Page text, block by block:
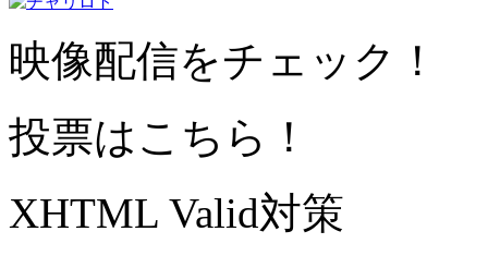
映像配信をチェック！
投票はこちら！
XHTML Valid対策